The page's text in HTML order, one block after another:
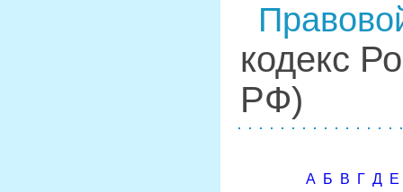
кодекс
РФ)
А Б В Г Д Е